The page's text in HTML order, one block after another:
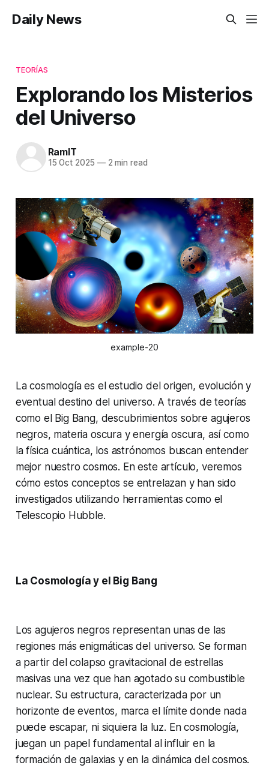
Daily News
TEORÍAS
Explorando los Misterios
del Universo
RamIT
15 Oct 2025 —2 min read
example-20
La cosmología es el estudio del origen, evolución y
eventual destino del universo. A través de teorías
como el Big Bang, descubrimientos sobre agujeros
negros, materia oscura y energía oscura, así como
la física cuántica, los astrónomos buscan entender
mejor nuestro cosmos. En este artículo, veremos
cómo estos conceptos se entrelazan y han sido
investigados utilizando herramientas como el
Telescopio Hubble.
La Cosmología y el Big Bang
Los agujeros negros representan unas de las
regiones más enigmáticas del universo. Se forman
a partir del colapso gravitacional de estrellas
masivas una vez que han agotado su combustible
nuclear. Su estructura, caracterizada por un
horizonte de eventos, marca el límite donde nada
puede escapar, ni siquiera la luz. En cosmología,
juegan un papel fundamental al influir en la
formación de galaxias y en la dinámica del cosmos.